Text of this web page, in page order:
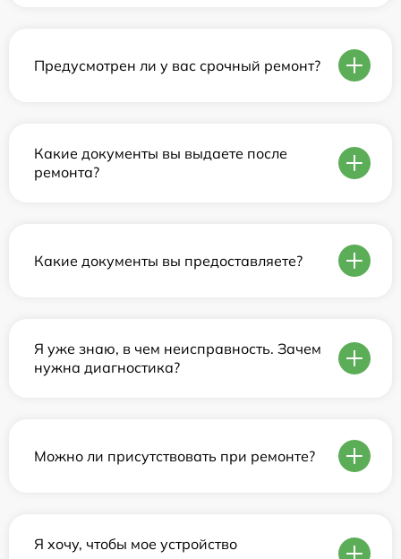
Предусмотрен ли у вас срочный ремонт?
Какие документы вы выдаете после
ремонта?
Какие документы вы предоставляете?
Я уже знаю, в чем неисправность. Зачем
нужна диагностика?
Можно ли присутствовать при ремонте?
Я хочу, чтобы мое устройство